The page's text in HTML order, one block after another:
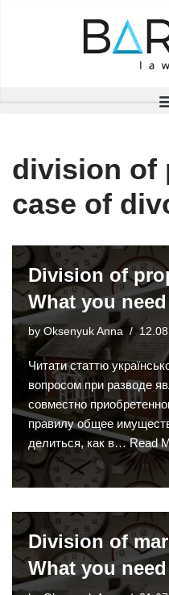
division of
case of
Division of
What you
by Oksenyuk Anna
Читати статтю
вопросом при разводе
совместно
правилу общее
делиться, как в…Read
Division of
What you